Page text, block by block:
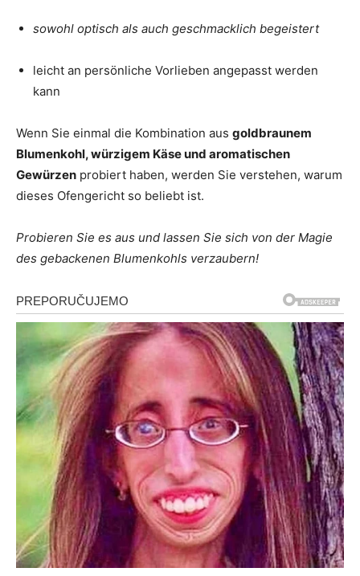
sowohl optisch als auch geschmacklich begeistert
leicht an persönliche Vorlieben angepasst werden
kann
Wenn Sie einmal die Kombination aus goldbraunem
Blumenkohl, würzigem Käse und aromatischen
Gewürzen probiert haben, werden Sie verstehen, warum
dieses Ofengericht so beliebt ist.
Probieren Sie es aus und lassen Sie sich von der Magie
des gebackenen Blumenkohls verzaubern!